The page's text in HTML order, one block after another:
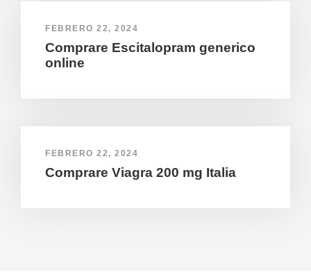
FEBRERO 22, 2024
Comprare Escitalopram generico
online
FEBRERO 22, 2024
Comprare Viagra 200 mg Italia